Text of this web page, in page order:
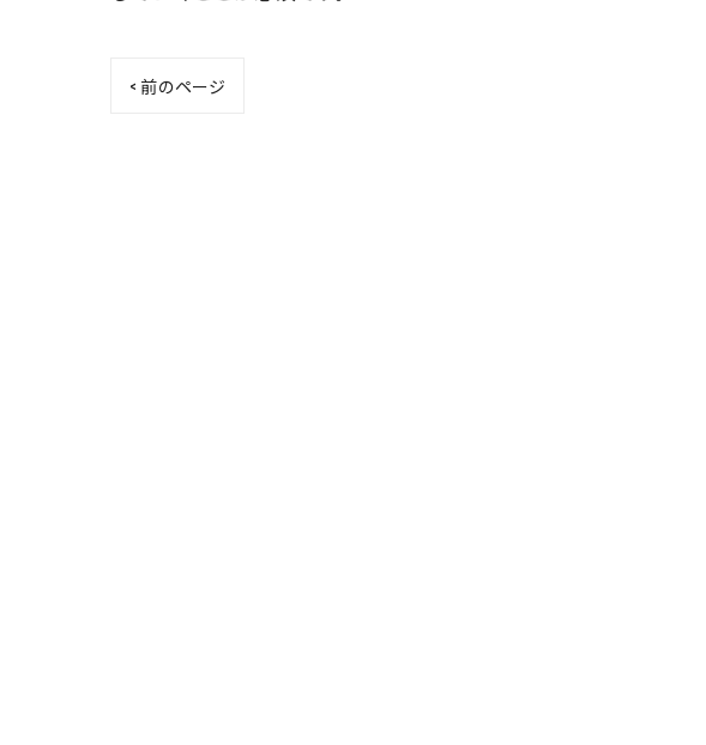
< 前のページ